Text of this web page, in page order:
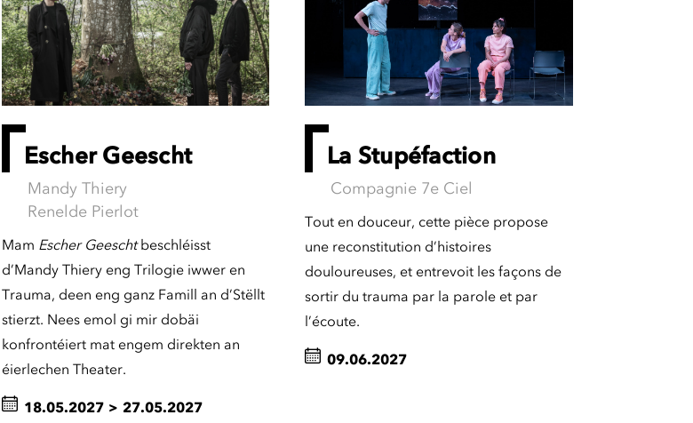
Escher Geescht
Mandy Thiery
Renelde Pierlot
Mam Escher Geeschtbeschléisst
d’Mandy Thiery eng Trilogie iwwer en
Trauma, deen eng ganz Famill an d’Stëllt
stierzt. Nees emol gi mir dobäi
konfrontéiert mat engem direkten an
éierlechen Theater.
18.05.2027 > 27.05.2027
La Stupéfaction
Compagnie 7e Ciel
Tout en douceur, cette pièce propose
une reconstitution d’histoires
douloureuses, et entrevoit les façons de
sortir du trauma par la parole et par
l’écoute.
09.06.2027